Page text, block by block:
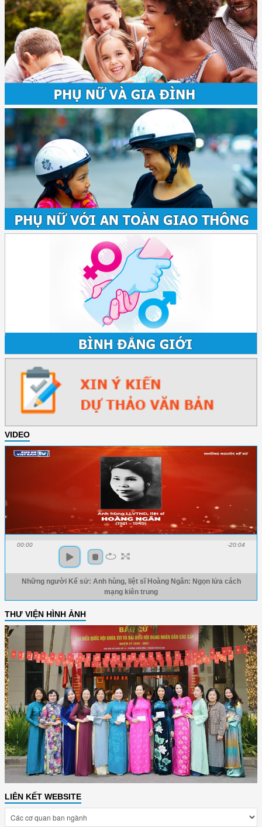
VIDEO
00:00 -20:04
Những người Kể sử: Anh hùng, liệt sĩ Hoàng Ngân: Ngọn lửa cách
mạng kiên trung
THƯ VIỆN HÌNH ẢNH
LIÊN KẾT WEBSITE